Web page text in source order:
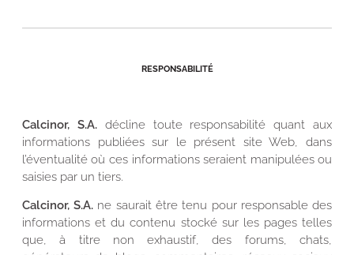
RESPONSABILITÉ
Calcinor, S.A.décline toute responsabilité quant aux
informations publiées sur le présent site Web, dans
l’éventualité où ces informations seraient manipulées ou
saisies par un tiers.
Calcinor, S.A. ne saurait être tenu pour responsable des
informations et du contenu stocké sur les pages telles
que, à titre non exhaustif, des forums, chats,